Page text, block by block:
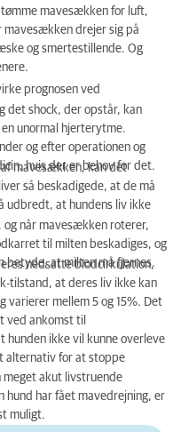
mavesækken for luft,
drejer sig på
og smertestillende. Og
prognosen ved
det shock, der opstår, kan
unormal hjerterytme.
og efter operationen og
hvis der er behov for det.
mavesækken, kan det
så beskadigede, at de må
at hundens liv ikke
når mavesækken roterer,
til milten beskadiges, og
betyde, at milten må fjernes.
nedsatte blodcirkulation,
tilstand, at deres liv ikke kan
varierer mellem 5 og 15%. Det
ved ankomst til
ikke vil kunne overleve
alternativ for at stoppe
meget akut livstruende
hund har fået mavedrejning, er
muligt.